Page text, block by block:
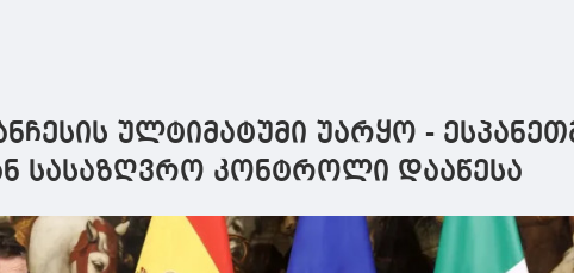
ულტიმატუმი უარყო -
სასაზღვრო კონტროლი დააწესა